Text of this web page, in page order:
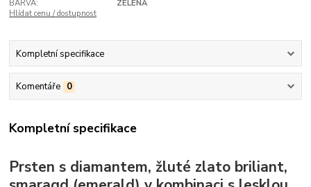
BARVA:
ZELENÁ
Hlídat cenu / dostupnost
Kompletní specifikace
Komentáře 0
Kompletní specifikace
Prsten s diamantem, žluté zlato briliant,